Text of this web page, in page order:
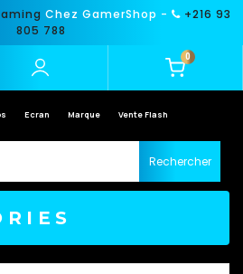
Chez GamerShop -
+216 93
805 788
0
Ecran Marque Vente Flash
Rechercher